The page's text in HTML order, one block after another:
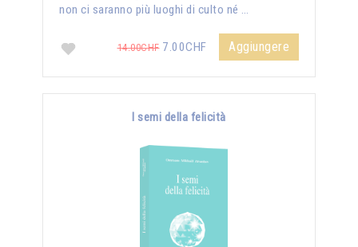
non ci saranno più luoghi di culto né …
14.00CHF7.00CHF Aggiungere
I semi della felicità